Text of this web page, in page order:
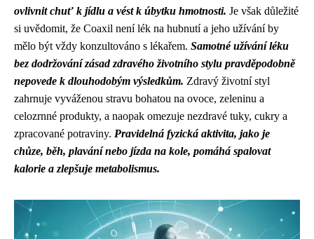
ovlivnit chuť k jídlu a vést k úbytku hmotnosti. Je však důležité
si uvědomit, že Coaxil není lék na hubnutí a jeho užívání by
mělo být vždy konzultováno s lékařem. Samotné užívání léku
bez dodržování zásad zdravého životního stylu pravděpodobně
nepovede k dlouhodobým výsledkům. Zdravý životní styl
zahrnuje vyváženou stravu bohatou na ovoce, zeleninu a
celozrnné produkty, a naopak omezuje nezdravé tuky, cukry a
zpracované potraviny. Pravidelná fyzická aktivita, jako je
chůze, běh, plavání nebo jízda na kole, pomáhá spalovat
kalorie a zlepšuje metabolismus.